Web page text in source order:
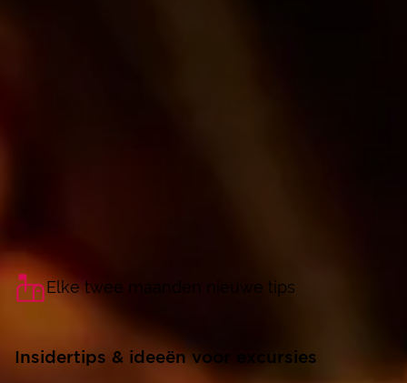
Elke twee maanden nieuwe tips
Insidertips & ideeën voor excursies